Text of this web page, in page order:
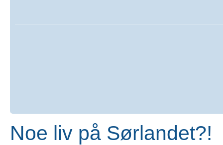
Noe liv på Sørlandet?!